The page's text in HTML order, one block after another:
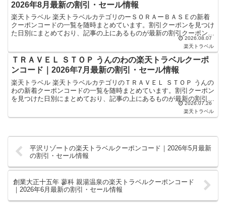
2026年8月最新の割引・セール情報
楽天トラベル 楽天トラベルカテゴリのーＳＯＲＡーＢＡＳＥの新着
クーポンコードの一覧を随時まとめています。割引クーポンを見つけ
た日別にまとめており、記事の上にあるものが最新の割引クーポンに
なります。ホテル・旅館宿泊の予約などで使えるクーポンや...2026.08.07
楽天トラベル
ＴＲＡＶＥＬ ＳＴＯＰ うんのわの楽天トラベルクーポ
ンコード｜2026年7月最新の割引・セール情報
楽天トラベル 楽天トラベルカテゴリのＴＲＡＶＥＬ ＳＴＯＰ うんの
わの新着クーポンコードの一覧を随時まとめています。割引クーポン
を見つけた日別にまとめており、記事の上にあるものが最新の割引ク
ーポンになります。ホテル・旅館宿泊の予約などで使え...
2026.07.26
楽天トラベル
平沢リゾートの楽天トラベルクーポンコード｜2026年5月最新
の割引・セール情報
創業大正十五年 蓼科 親湯温泉の楽天トラベルクーポンコード
｜2026年6月最新の割引・セール情報